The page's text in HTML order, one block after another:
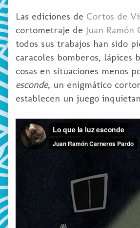
Las ediciones de Cortos de
cortometraje de Juan Ramón
todos sus trabajos han sido
caracoles bomberos, lápices
cosas en situaciones menos
esconde, un enigmático
establecen un juego